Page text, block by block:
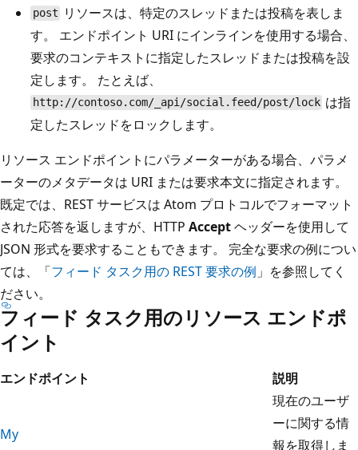
post
リソースは、特定のスレッドまたは投稿を表しま
す。 エンドポイント URI にインラインを使用する場合、
要求のコンテキストに指定したスレッドまたは投稿を設
定します。 たとえば、
http://contoso.com/_api/social.feed/post/lock は指
定したスレッドをロックします。
リソース エンドポイントにパラメーターがある場合、パラメ
ーターのメタデータは URI または要求本文に指定されます。
既定では、REST サービスは Atom プロトコルでフォーマット
された応答を返しますが、HTTP Acceptヘッダーを使用して
JSON 形式を要求することもできます。 完全な要求の例につい
ては、「フィード タスク用の REST 要求の例 」を参照してく
ださい。
フィード タスク用のリソース エンドポ
イント
エンドポイント 説明
My
現在のユーザ
ーに関する情
報を取得しま